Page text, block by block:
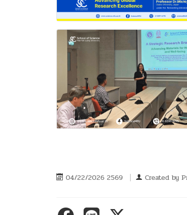
04/22/2026 2569 Created by